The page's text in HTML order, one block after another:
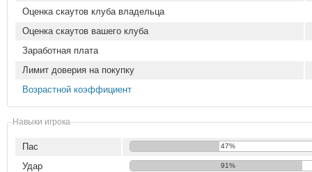
Оценка скаутов клуба владельца
Оценка скаутов вашего клуба
Заработная плата
Лимит доверия на покупку
Возрастной коэффициент
Навыки игрока
Пас 47%
Удар 91%